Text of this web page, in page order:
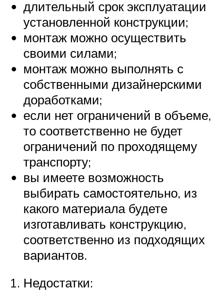
длительный срок эксплуатации
установленной конструкции;
монтаж можно осуществить
своими силами;
монтаж можно выполнять с
собственными дизайнерскими
доработками;
если нет ограничений в объеме,
то соответственно не будет
ограничений по проходящему
транспорту;
вы имеете возможность
выбирать самостоятельно, из
какого материала будете
изготавливать конструкцию,
соответственно из подходящих
вариантов.
Недостатки: